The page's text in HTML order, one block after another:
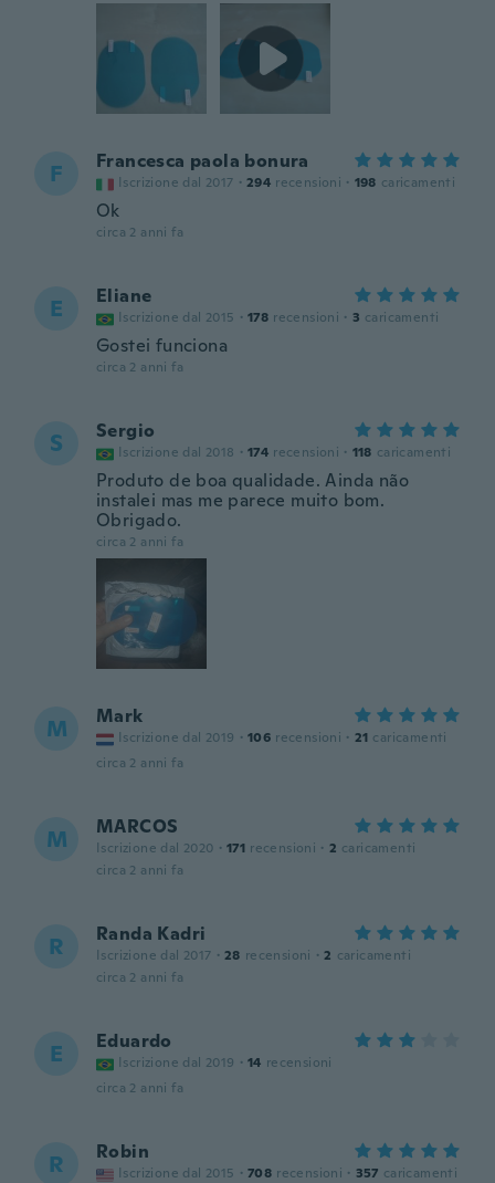
F Francesca paola bonura
Iscrizione dal 2017 · 294 recensioni · 198 caricamenti
Ok
circa 2 anni fa
E Eliane
Iscrizione dal 2015 · 178 recensioni · 3 caricamenti
Gostei funciona
circa 2 anni fa
S Sergio
Iscrizione dal 2018 · 174 recensioni · 118 caricamenti
Produto de boa qualidade. Ainda não
instalei mas me parece muito bom.
Obrigado.
circa 2 anni fa
M Mark
Iscrizione dal 2019 · 106 recensioni · 21 caricamenti
circa 2 anni fa
M MARCOS
Iscrizione dal 2020 · 171 recensioni · 2 caricamenti
circa 2 anni fa
R Randa Kadri
Iscrizione dal 2017 · 28 recensioni · 2 caricamenti
circa 2 anni fa
E Eduardo
Iscrizione dal 2019 · 14 recensioni
circa 2 anni fa
R Robin
Iscrizione dal 2015 · 708 recensioni · 357 caricamenti